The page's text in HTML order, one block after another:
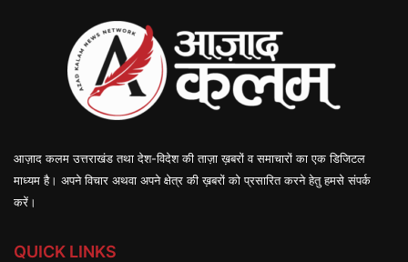
आज़ाद कलम उत्तराखंड तथा देश-विदेश की ताज़ा ख़बरों व समाचारों का एक डिजिटल
माध्यम है। अपने विचार अथवा अपने क्षेत्र की ख़बरों को प्रसारित करने हेतु हमसे संपर्क
करें।
QUICK LINKS